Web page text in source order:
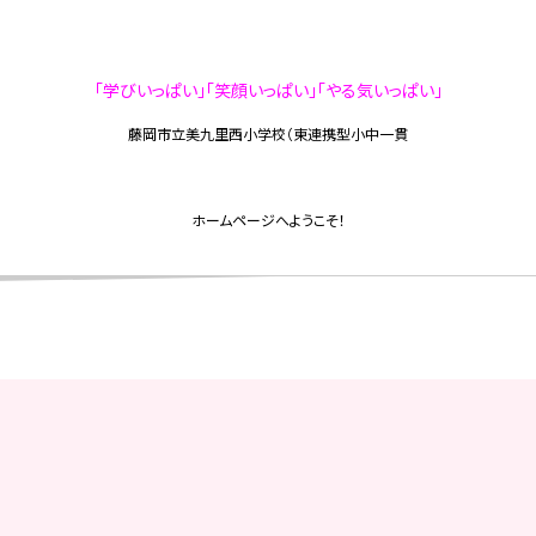
「学びいっぱい」「笑顔いっぱい」「やる気いっぱい」
藤岡市立美九里西小学校（東連携型小中一貫
ホームページへようこそ！